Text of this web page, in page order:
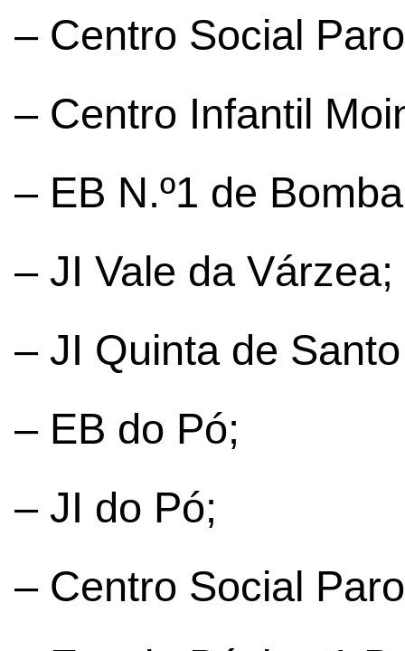
– Centro Social
– Centro Infantil
– EB N.º1 de
– JI Vale da Várzea;
– JI Quinta de
– EB do Pó;
– JI do Pó;
– Centro Social